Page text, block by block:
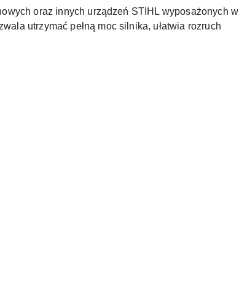
oraz innych urządzeń STIHL wyposażonych w
utrzymać pełną moc silnika, ułatwia rozruch